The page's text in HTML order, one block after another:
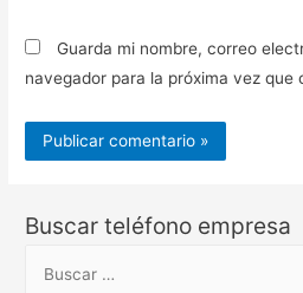
Guarda mi nombre, correo
navegador para la próxima vez que
Buscar teléfono empresa